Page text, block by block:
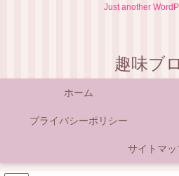
Just another
趣味ブ
ホーム
プライバシーポリシー
サイトマッ